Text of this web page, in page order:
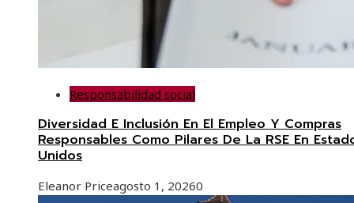
Responsabilidad social
Diversidad E Inclusión En El Empleo Y Compras
Responsables Como Pilares De La RSE En
Unidos
Eleanor Priceagosto 1, 20260